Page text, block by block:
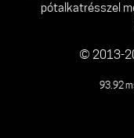
pótalkatrésszel
© 2013-
93.92